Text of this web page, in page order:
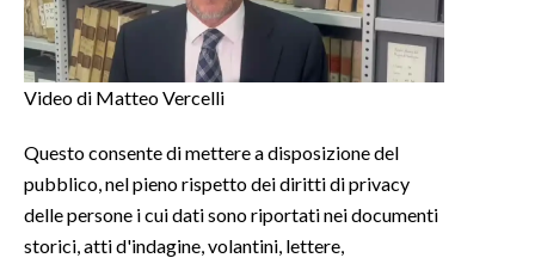
Video di Matteo Vercelli
Questo consente di mettere a disposizione del
pubblico, nel pieno rispetto dei diritti di privacy
delle persone i cui dati sono riportati nei documenti
storici, atti d'indagine, volantini, lettere,